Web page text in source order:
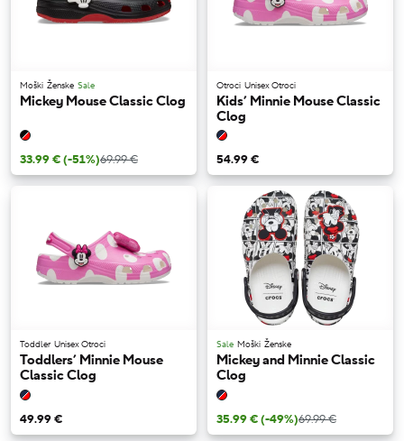
Moški Ženske Sale
Mickey Mouse Classic Clog
33.99 €(-51%)69.99 €
Otroci Unisex Otroci
Kids’ Minnie Mouse Classic
Clog
54.99 €
Toddler Unisex Otroci
Toddlers’ Minnie Mouse
Classic Clog
49.99 €
Sale Moški Ženske
Mickey and Minnie Classic
Clog
35.99 €(-49%)69.99 €